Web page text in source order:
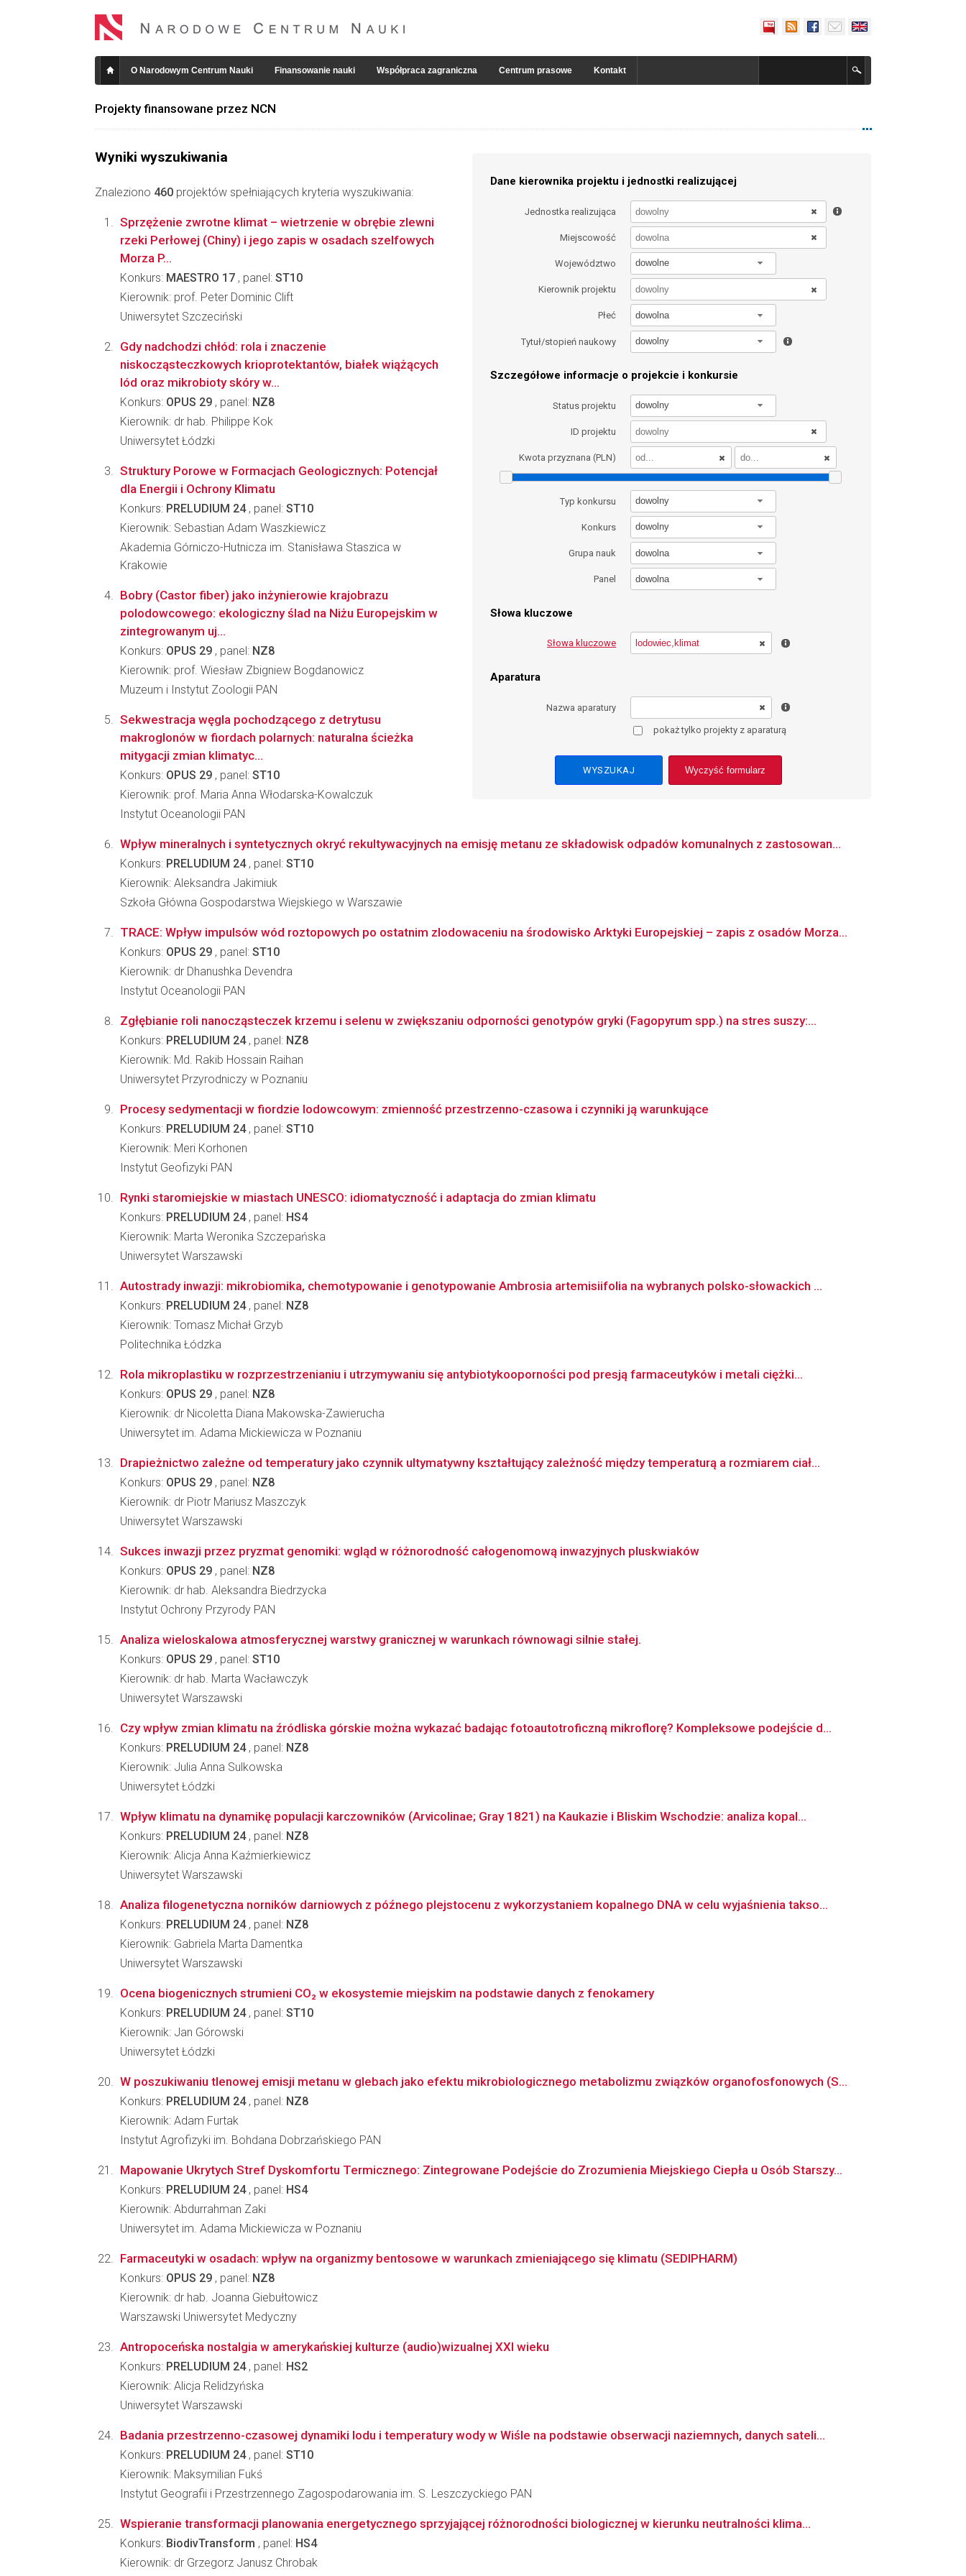
O Narodowym Centrum Nauki Finansowanie nauki Współpraca zagraniczna Centrum prasowe Kontakt
Projekty finansowane przez NCN
Wyniki wyszukiwania
Znaleziono 460 projektów spełniających kryteria wyszukiwania:
Dane kierownika projektu i jednostki realizującej
Jednostka realizująca
Miejscowość
Województwo dowolne
Kierownik projektu
Płeć dowolna
Tytuł/stopień naukowy dowolny
Szczegółowe informacje o projekcie i konkursie
Status projektu dowolny
ID projektu
Kwota przyznana (PLN)
Typ konkursu dowolny
Konkurs dowolny
Grupa nauk dowolna
Panel dowolna
Słowa kluczowe
Słowa kluczowe
Aparatura
Nazwa aparatury
pokaż tylko projekty z aparaturą
Wyczyść formularz
Sprzężenie zwrotne klimat – wietrzenie w obrębie zlewni
rzeki Perłowej (Chiny) i jego zapis w osadach szelfowych
Morza P...
Konkurs: MAESTRO 17 , panel: ST10
Kierownik: prof. Peter Dominic Clift
Uniwersytet Szczeciński
Gdy nadchodzi chłód: rola i znaczenie
niskocząsteczkowych krioprotektantów, białek wiążących
lód oraz mikrobioty skóry w...
Konkurs: OPUS 29 , panel: NZ8
Kierownik: dr hab. Philippe Kok
Uniwersytet Łódzki
Struktury Porowe w Formacjach Geologicznych: Potencjał
dla Energii i Ochrony Klimatu
Konkurs: PRELUDIUM 24, panel: ST10
Kierownik: Sebastian Adam Waszkiewicz
Akademia Górniczo-Hutnicza im. Stanisława Staszica w
Krakowie
Bobry (Castor fiber) jako inżynierowie krajobrazu
polodowcowego: ekologiczny ślad na Niżu Europejskim w
zintegrowanym uj...
Konkurs: OPUS 29 , panel: NZ8
Kierownik: prof. Wiesław Zbigniew Bogdanowicz
Muzeum i Instytut Zoologii PAN
Sekwestracja węgla pochodzącego z detrytusu
makroglonów w fiordach polarnych: naturalna ścieżka
mitygacji zmian klimatyc...
Konkurs: OPUS 29 , panel: ST10
Kierownik: prof. Maria Anna Włodarska-Kowalczuk
Instytut Oceanologii PAN
Wpływ mineralnych i syntetycznych okryć rekultywacyjnych na emisję metanu ze składowisk odpadów komunalnych z zastosowan...
Konkurs: PRELUDIUM 24, panel: ST10
Kierownik: Aleksandra Jakimiuk
Szkoła Główna Gospodarstwa Wiejskiego w Warszawie
TRACE: Wpływ impulsów wód roztopowych po ostatnim zlodowaceniu na środowisko Arktyki Europejskiej – zapis z osadów Morza...
Konkurs: OPUS 29 , panel: ST10
Kierownik: dr Dhanushka Devendra
Instytut Oceanologii PAN
Zgłębianie roli nanocząsteczek krzemu i selenu w zwiększaniu odporności genotypów gryki (Fagopyrum spp.) na stres suszy:...
Konkurs: PRELUDIUM 24, panel: NZ8
Kierownik: Md. Rakib Hossain Raihan
Uniwersytet Przyrodniczy w Poznaniu
Procesy sedymentacji w fiordzie lodowcowym: zmienność przestrzenno-czasowa i czynniki ją warunkujące
Konkurs: PRELUDIUM 24, panel: ST10
Kierownik: Meri Korhonen
Instytut Geofizyki PAN
Rynki staromiejskie w miastach UNESCO: idiomatyczność i adaptacja do zmian klimatu
Konkurs: PRELUDIUM 24, panel: HS4
Kierownik: Marta Weronika Szczepańska
Uniwersytet Warszawski
Autostrady inwazji: mikrobiomika, chemotypowanie i genotypowanie Ambrosia artemisiifolia na wybranych polsko-słowackich ...
Konkurs: PRELUDIUM 24, panel: NZ8
Kierownik: Tomasz Michał Grzyb
Politechnika Łódzka
Rola mikroplastiku w rozprzestrzenianiu i utrzymywaniu się antybiotykooporności pod presją farmaceutyków i metali ciężki...
Konkurs: OPUS 29 , panel: NZ8
Kierownik: dr Nicoletta Diana Makowska-Zawierucha
Uniwersytet im. Adama Mickiewicza w Poznaniu
Drapieżnictwo zależne od temperatury jako czynnik ultymatywny kształtujący zależność między temperaturą a rozmiarem ciał...
Konkurs: OPUS 29 , panel: NZ8
Kierownik: dr Piotr Mariusz Maszczyk
Uniwersytet Warszawski
Sukces inwazji przez pryzmat genomiki: wgląd w różnorodność całogenomową inwazyjnych pluskwiaków
Konkurs: OPUS 29 , panel: NZ8
Kierownik: dr hab. Aleksandra Biedrzycka
Instytut Ochrony Przyrody PAN
Analiza wieloskalowa atmosferycznej warstwy granicznej w warunkach równowagi silnie stałej.
Konkurs: OPUS 29 , panel: ST10
Kierownik: dr hab. Marta Wacławczyk
Uniwersytet Warszawski
Czy wpływ zmian klimatu na źródliska górskie można wykazać badając fotoautotroficzną mikroflorę? Kompleksowe podejście d...
Konkurs: PRELUDIUM 24, panel: NZ8
Kierownik: Julia Anna Sulkowska
Uniwersytet Łódzki
Wpływ klimatu na dynamikę populacji karczowników (Arvicolinae; Gray 1821) na Kaukazie i Bliskim Wschodzie: analiza kopal...
Konkurs: PRELUDIUM 24, panel: NZ8
Kierownik: Alicja Anna Kaźmierkiewicz
Uniwersytet Warszawski
Analiza filogenetyczna norników darniowych z późnego plejstocenu z wykorzystaniem kopalnego DNA w celu wyjaśnienia takso...
Konkurs: PRELUDIUM 24, panel: NZ8
Kierownik: Gabriela Marta Damentka
Uniwersytet Warszawski
Ocena biogenicznych strumieni CO₂ w ekosystemie miejskim na podstawie danych z fenokamery
Konkurs: PRELUDIUM 24, panel: ST10
Kierownik: Jan Górowski
Uniwersytet Łódzki
W poszukiwaniu tlenowej emisji metanu w glebach jako efektu mikrobiologicznego metabolizmu związków organofosfonowych (S...
Konkurs: PRELUDIUM 24, panel: NZ8
Kierownik: Adam Furtak
Instytut Agrofizyki im. Bohdana Dobrzańskiego PAN
Mapowanie Ukrytych Stref Dyskomfortu Termicznego: Zintegrowane Podejście do Zrozumienia Miejskiego Ciepła u Osób Starszy...
Konkurs: PRELUDIUM 24, panel: HS4
Kierownik: Abdurrahman Zaki
Uniwersytet im. Adama Mickiewicza w Poznaniu
Farmaceutyki w osadach: wpływ na organizmy bentosowe w warunkach zmieniającego się klimatu (SEDIPHARM)
Konkurs: OPUS 29 , panel: NZ8
Kierownik: dr hab. Joanna Giebułtowicz
Warszawski Uniwersytet Medyczny
Antropoceńska nostalgia w amerykańskiej kulturze (audio)wizualnej XXI wieku
Konkurs: PRELUDIUM 24, panel: HS2
Kierownik: Alicja Relidzyńska
Uniwersytet Warszawski
Badania przestrzenno-czasowej dynamiki lodu i temperatury wody w Wiśle na podstawie obserwacji naziemnych, danych sateli...
Konkurs: PRELUDIUM 24, panel: ST10
Kierownik: Maksymilian Fukś
Instytut Geografii i Przestrzennego Zagospodarowania im. S. Leszczyckiego PAN
Wspieranie transformacji planowania energetycznego sprzyjającej różnorodności biologicznej w kierunku neutralności klima...
Konkurs: BiodivTransform , panel: HS4
Kierownik: dr Grzegorz Janusz Chrobak